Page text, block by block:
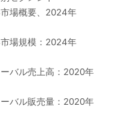
場概要、2024年
場規模：2024年
バル売上高：2020年
バル販売量：2020年